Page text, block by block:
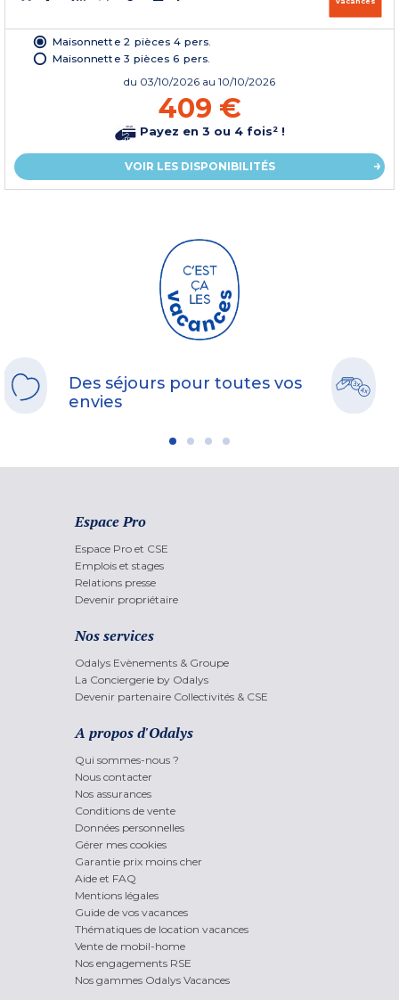
Maisonnette 2 pièces 4 pers.
Maisonnette 3 pièces 6 pers.
du 03/10/2026 au 10/10/2026
409 €
Payez en 3 ou 4 fois² !
VOIR LES DISPONIBILITÉS
Des séjours pour toutes vos
envies
Espace Pro
Espace Pro et CSE
Emplois et stages
Relations presse
Devenir propriétaire
Nos services
Odalys Evènements & Groupe
La Conciergerie by Odalys
Devenir partenaire Collectivités & CSE
A propos d'Odalys
Qui sommes-nous ?
Nous contacter
Nos assurances
Conditions de vente
Données personnelles
Gérer mes cookies
Garantie prix moins cher
Aide et FAQ
Mentions légales
Guide de vos vacances
Thématiques de location vacances
Vente de mobil-home
Nos engagements RSE
Nos gammes Odalys Vacances